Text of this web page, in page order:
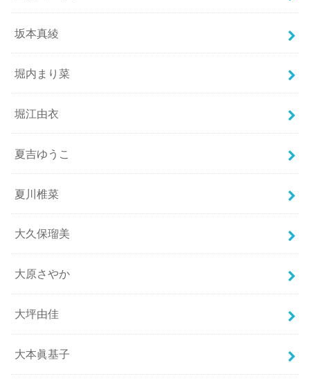
坂本真綾
堀内まり菜
堀江由衣
夏吉ゆうこ
夏川椎菜
大久保瑠美
大原さやか
大坪由佳
大本眞基子